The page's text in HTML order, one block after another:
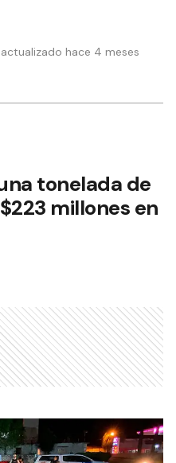
hace 4 meses
tonelada de
millones en